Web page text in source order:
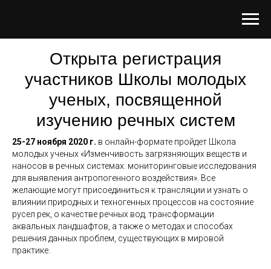
Открыта регистрация
участников Школы молодых
ученых, посвященной
изучению речных систем
25-27 ноября 2020 г. в онлайн-формате пройдет Школа
молодых ученых «Изменчивость загрязняющих веществ и
наносов в речных системах: мониторинговые исследования
для выявления антропогенного воздействия». Все
желающие могут присоединиться к трансляции и узнать о
влиянии природных и техногенных процессов на состояние
русел рек, о качестве речных вод, трансформации
аквальных ландшафтов, а также о методах и способах
решения данных проблем, существующих в мировой
практике.